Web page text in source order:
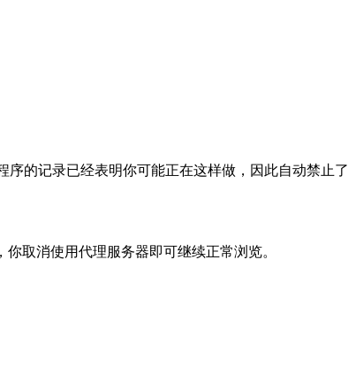
的记录已经表明你可能正在这样做，因此自动禁止了
取消使用代理服务器即可继续正常浏览。